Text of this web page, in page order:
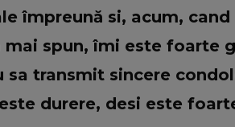
împreună si, acum,
spun, îmi este foarte
sa transmit sincere
durere, desi este